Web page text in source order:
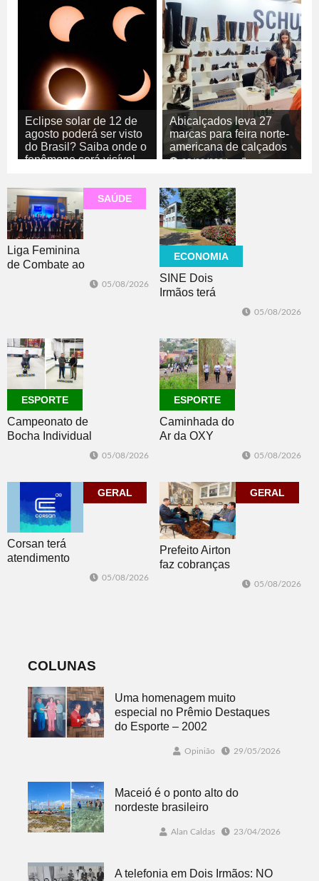
Eclipse solar de 12 de
agosto poderá ser visto
do Brasil? Saiba onde o
fenômeno será visível
Abicalçados leva 27
marcas para feira norte-
americana de calçados
05/08/2026
SAÚDE
Liga Feminina
de Combate ao
05/08/2026
ECONOMIA
SINE Dois
Irmãos terá
dia 10
05/08/2026
ESPORTE
Campeonato de
Bocha Individual
05/08/2026
ESPORTE
Caminhada do
Ar da OXY
Morro Reuter
05/08/2026
GERAL
Corsan terá
atendimento
05/08/2026
GERAL
Prefeito Airton
faz cobranças
sobre problemas
05/08/2026
COLUNAS
Uma homenagem muito
especial no Prêmio Destaques
do Esporte – 2002
Opinião 29/05/2026
Maceió é o ponto alto do
nordeste brasileiro
Alan Caldas 23/04/2026
A telefonia em Dois Irmãos: NO